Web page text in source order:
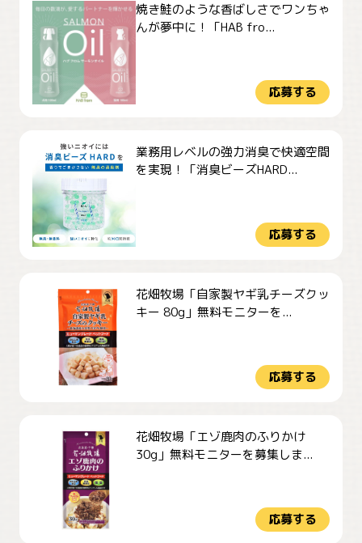
焼き鮭のような香ばしさでワンちゃ
んが夢中に！「HAB fro...
応募する
業務用レベルの強力消臭で快適空間
を実現！「消臭ビーズHARD...
応募する
花畑牧場「自家製ヤギ乳チーズクッ
キー 80g」無料モニターを...
応募する
花畑牧場「エゾ鹿肉のふりかけ
30g」無料モニターを募集しま...
応募する